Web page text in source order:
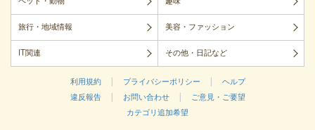
旅行・地域情報 美容・ファッション
IT関連 その他・日記など
利用規約 | プライバシーポリシー |
ヘルプ
違反報告
| お問い合わせ |
ご意見・ご要望
カテゴリ追加希望